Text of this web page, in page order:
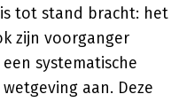
tot stand bracht: het
zijn voorganger
systematische
aan. Deze